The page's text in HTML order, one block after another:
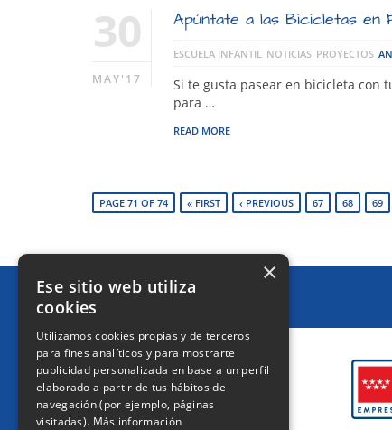
30
MAY'17
Apúntate a las Bicicletas en
ESCUELA INFANTIL NOTICIAS PROYECTOS
Si te gusta pasear en bicicleta con
para …
READ MORE
PAGE 71 OF 74 « FIRST ‹ PREVIOUS 67 68 69
CERTIFICACIONES
×
Ese sitio web utiliza
cookies
Utilizamos cookies propias y de terceros
para fines analíticos y para mostrarte
publicidad personalizada en base a un perfil
elaborado a partir de tus hábitos de
navegación (por ejemplo, páginas
visitadas). Más información